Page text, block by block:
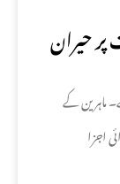
حیران
ماہرین کے
اجزا